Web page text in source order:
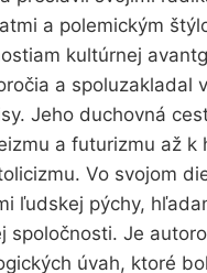
a polemickým
kultúrnej
a spoluzakladal
Jeho duchovná
a futurizmu až k
Vo svojom
ľudskej pýchy,
spoločnosti. Je
úvah, ktoré